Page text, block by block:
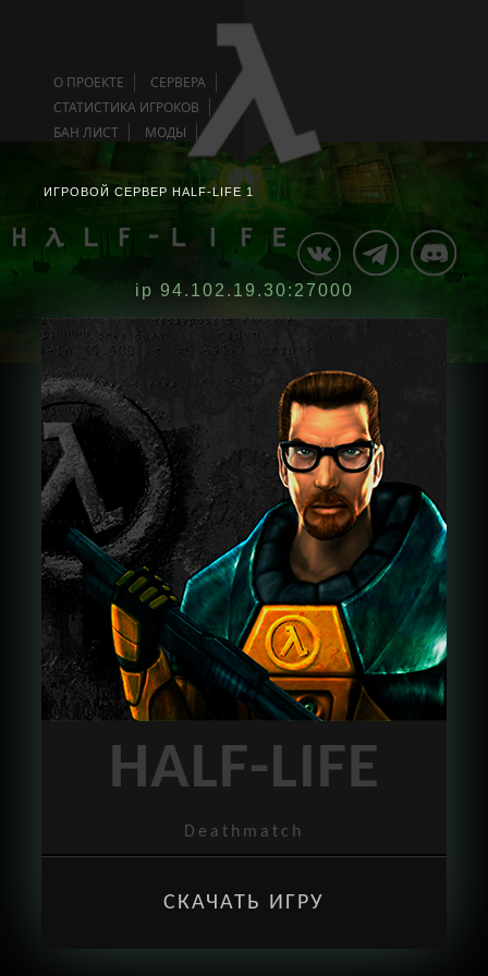
О ПРОЕКТЕ
СЕРВЕРА
СТАТИСТИКА ИГРОКОВ
БАН ЛИСТ
МОДЫ
ИГРОВОЙ СЕРВЕР HALF-LIFE 1
ip 94.102.19.30:27000
HALF-LIFE
Deathmatch
СКАЧАТЬ ИГРУ